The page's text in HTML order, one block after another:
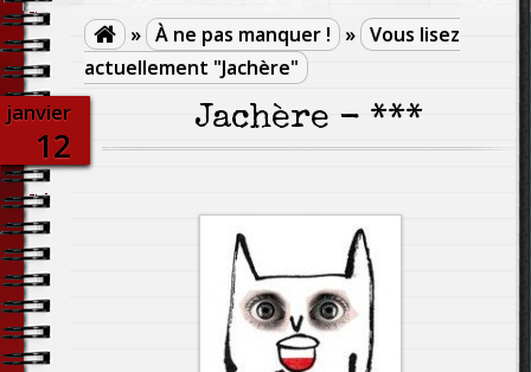
 » À ne pas manquer ! » Vous lisez
actuellement "Jachère"
janvier
12
Jachère - ***